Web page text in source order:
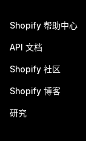
Shopify 帮助中心
API 文档
Shopify 社区
Shopify 博客
研究